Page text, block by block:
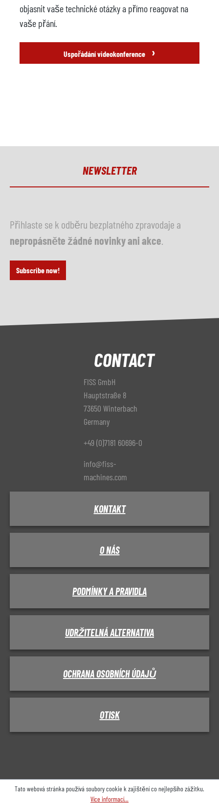
objasnit vaše technické otázky a přímo reagovat na
vaše přání.
Uspořádání videokonference ›
NEWSLETTER
Přihlaste se k odběru bezplatného zpravodaje a
nepropásněte žádné novinky ani akce
Subscribe now!
CONTACT
FISS GmbH
Hauptstraße 8
73650 Winterbach
Germany
+49 (0)7181 60696-0
info@fiss-
machines.com
KONTAKT
O NÁS
PODMÍNKY A PRAVIDLA
UDRŽITELNÁ ALTERNATIVA
OCHRANA OSOBNÍCH ÚDAJŮ
OTISK
Tato webová stránka používá soubory cookie k zajištění co nejlepšího zážitku.
Více informací...